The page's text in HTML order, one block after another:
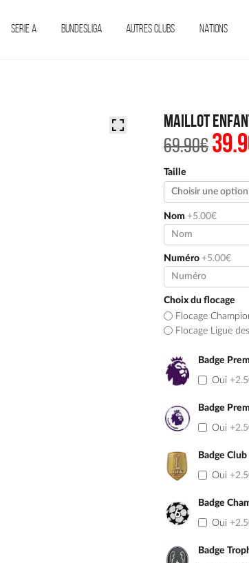
SERIE A BUNDESLIGA AUTRES CLUBS NATIONS
Maillot
69.90€Le
prix
Taille
Nom +5.00€
Numéro +5.00€
Choix du flocage
Flocage
Flocage Ligue
Badge
Oui
Badge
Oui
Badge
Oui
Badge
Oui
Badge